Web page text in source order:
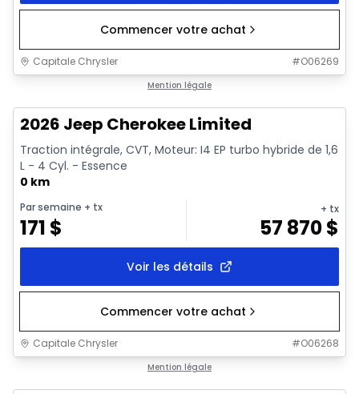
Commencer votre achat
Capitale Chrysler #O06269
Mention légale
2026 Jeep Cherokee Limited
Traction intégrale, CVT, Moteur: I4 EP turbo hybride de 1,6
L - 4 Cyl. - Essence
0 km
Par semaine + tx
171 $
+ tx
57 870$
Voir les détails
Commencer votre achat
Capitale Chrysler #O06268
Mention légale